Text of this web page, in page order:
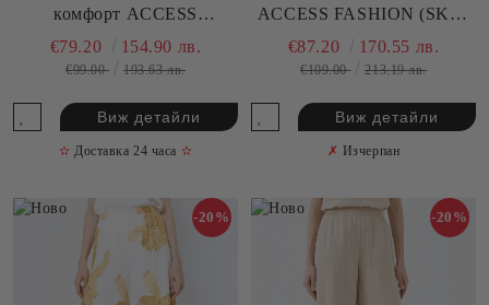
комфорт ACCESS
FASHION (SKU) 5106
€79.20 154.90 лв.
€99.00 193.63 лв.
Виж детайли
✫ Доставка 24 часа ✫
ACCESS FASHION (SKU)
5303
€87.20 170.55 лв.
€109.00 213.19 лв.
Виж детайли
✗ Изчерпан
-20% -20%